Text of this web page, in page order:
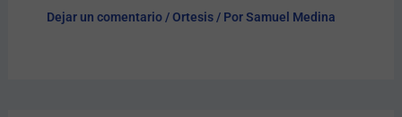
Dejar un comentario /Ortesis/ PorSamuel Medina